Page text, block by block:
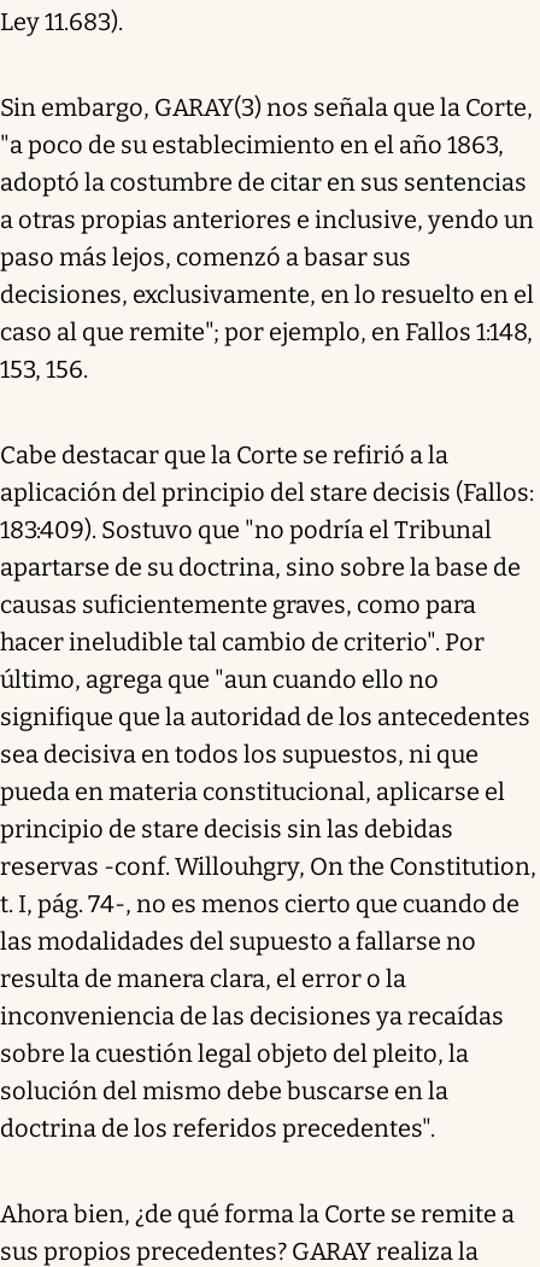
Ley 11.683).
Sin embargo, GARAY(3) nos señala que la Corte,
"a poco de su establecimiento en el año 1863,
adoptó la costumbre de citar en sus sentencias
a otras propias anteriores e inclusive, yendo un
paso más lejos, comenzó a basar sus
decisiones, exclusivamente, en lo resuelto en el
caso al que remite"; por ejemplo, en Fallos 1:148,
153, 156.
Cabe destacar que la Corte se refirió a la
aplicación del principio del stare decisis (Fallos:
183:409). Sostuvo que "no podría el Tribunal
apartarse de su doctrina, sino sobre la base de
causas suficientemente graves, como para
hacer ineludible tal cambio de criterio". Por
último, agrega que "aun cuando ello no
signifique que la autoridad de los antecedentes
sea decisiva en todos los supuestos, ni que
pueda en materia constitucional, aplicarse el
principio de stare decisis sin las debidas
reservas -conf. Willouhgry, On the Constitution,
t. I, pág. 74-, no es menos cierto que cuando de
las modalidades del supuesto a fallarse no
resulta de manera clara, el error o la
inconveniencia de las decisiones ya recaídas
sobre la cuestión legal objeto del pleito, la
solución del mismo debe buscarse en la
doctrina de los referidos precedentes".
Ahora bien, ¿de qué forma la Corte se remite a
sus propios precedentes? GARAY realiza la